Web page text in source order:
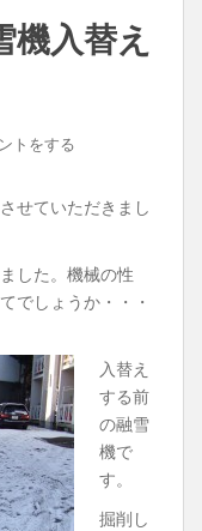
機入替え
トをする
せていただきまし
した。機械の性
でしょうか・・・
入替え
する前
の融雪
機で
す。
掘削し